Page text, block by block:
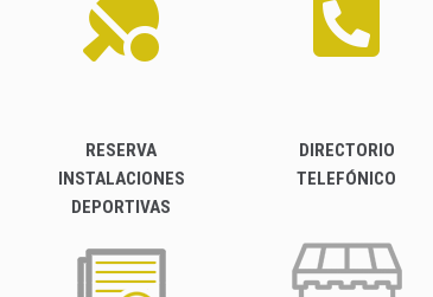
RESERVA
INSTALACIONES
DEPORTIVAS
DIRECTORIO
TELEFÓNICO